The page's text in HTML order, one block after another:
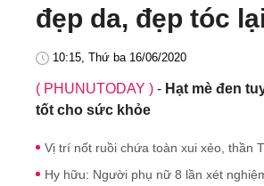
đẹp da, đẹp tóc
10:15, Thứ ba 16/06/2020
( PHUNUTODAY ) - Hạt mè đen
tốt cho sức khỏe
Vị trí nốt ruồi chứa toàn xui xẻo, thần
Hy hữu: Người phụ nữ 8 lần xét